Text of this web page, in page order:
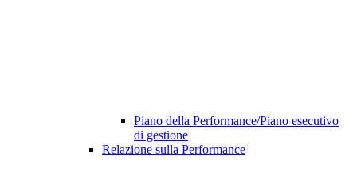
Piano della Performance/Piano esecutivo
di gestione
Relazione sulla Performance